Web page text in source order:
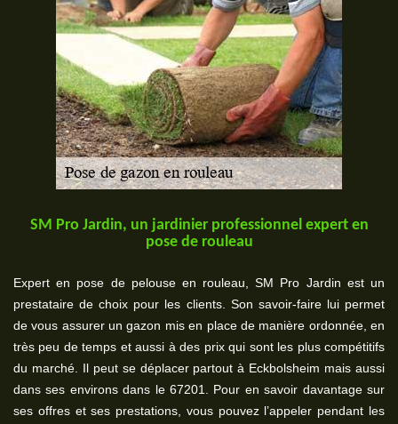
SM Pro Jardin, un jardinier professionnel expert en
pose de rouleau
Expert en pose de pelouse en rouleau, SM Pro Jardin est un
prestataire de choix pour les clients. Son savoir-faire lui permet
de vous assurer un gazon mis en place de manière ordonnée, en
très peu de temps et aussi à des prix qui sont les plus compétitifs
du marché. Il peut se déplacer partout à Eckbolsheim mais aussi
dans ses environs dans le 67201. Pour en savoir davantage sur
ses offres et ses prestations, vous pouvez l’appeler pendant les